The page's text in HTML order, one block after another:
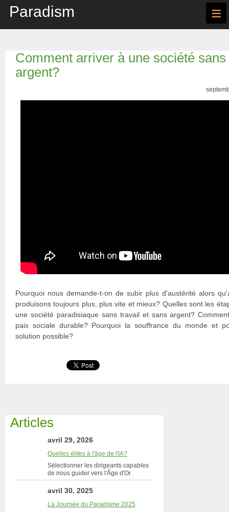
Paradism ≡
Comment arriver à une société
argent?
Pourquoi nous demande-t-on de subir plus d'austérité alors
produisons toujours plus, plus vite et mieux? Quelles sont les
une société paradisiaque sans travail et sans argent?
paix sociale durable? Pourquoi la souffrance du monde et
solution possible?
Articles
avril 29, 2026
Quelles élites à l'âge de l'IA?
Sélectionner les dirigeants capables
de nous guider vers l'Âge d'Or
avril 30, 2025
La Journée du Paradisme 2025